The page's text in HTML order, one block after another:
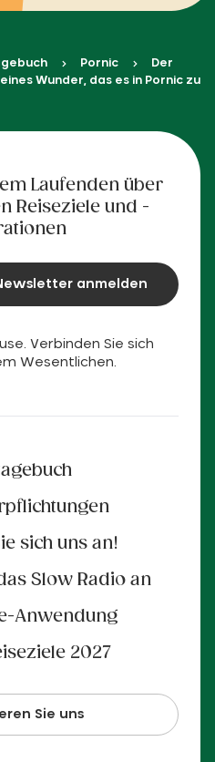
Pornic
Der
Wunder, das es in Pornic zu
Verbinden Sie sich
Wesentlichen.
sich uns an!
Slow Radio an
Anwendung
2027
Sie uns
Laufenden über
Reiseziele und -
anmelden